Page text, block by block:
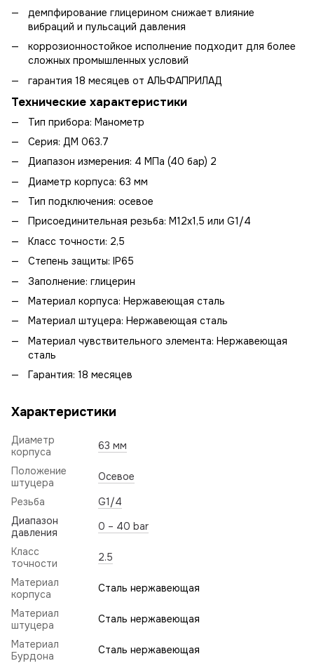
демпфирование глицерином снижает влияние
вибраций и пульсаций давления
коррозионностойкое исполнение подходит для более
сложных промышленных условий
гарантия 18 месяцев от АЛЬФАПРИЛАД
Технические характеристики
Тип прибора: Манометр
Серия: ДМ 063.7
Диапазон измерения: 4 МПа (40 бар) 2
Диаметр корпуса: 63 мм
Тип подключения: осевое
Присоединительная резьба: М12х1,5 или G1/4
Класс точности: 2,5
Степень защиты: IP65
Заполнение: глицерин
Материал корпуса: Нержавеющая сталь
Материал штуцера: Нержавеющая сталь
Материал чувствительного элемента: Нержавеющая
сталь
Гарантия: 18 месяцев
Характеристики
Диаметр
корпуса
63 мм
Положение
штуцера
Осевое
Резьба
G1/4
Диапазон
давления
0 – 40 bar
Класс
точности
2.5
Материал
корпуса
Сталь нержавеющая
Материал
штуцера
Сталь нержавеющая
Материал
Бурдона
Сталь нержавеющая